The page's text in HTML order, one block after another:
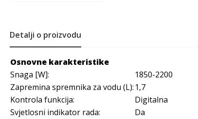
Detalji o proizvodu
Osnovne karakteristike
Snaga [W]:
1850-2200
Zapremina spremnika za vodu (L): 1,7
Kontrola funkcija:
Digitalna
Svjetlosni indikator rada:
Da